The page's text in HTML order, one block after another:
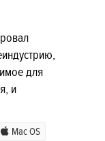
для
и
Mac OS